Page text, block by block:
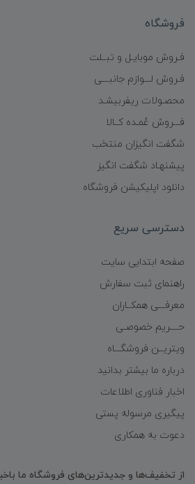
فروشگاه
فـروش موبایـل و تبــلت
فـروش لـــوازم جانبـــی
محصـولات ریفربیشـد
فـــروش عُمـده کــالا
شگفت انگیزان منتخب
پیشنهـاد شگفت انگیز
دانلود اپلیکیشن فروشگاه
دسترسی سریع
صفحه ابتدایی سایت
راهنمای ثبت سفارش
معرفـــی همکــاران
حــــریم خصوصـی
ویتریــن فروشگـــاه
درباره ما بیشتر بدانید
اخبار فناوری اطلاعات
پیگیری مرسوله پستی
دعوت به همکاری
از تخفیف‌ها و جدیدترین‌های فروشگاه ما